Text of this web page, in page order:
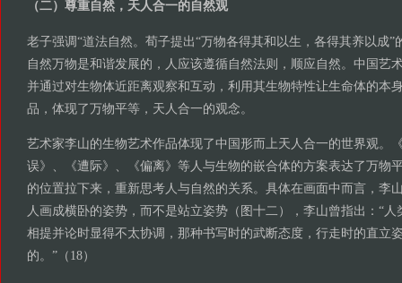
（二）尊重自然，天人合一的自然观
老子强调“道法自然。荀子提出“万物各得其和以生，各得其养以成”
自然万物是和谐发展的，人应该遵循自然法则，顺应自然。中国艺
并通过对生物体近距离观察和互动，利用其生物特性让生命体的本
品，体现了万物平等，天人合一的观念。
艺术家李山的生物艺术作品体现了中国形而上天人合一的世界观。
误》、《遭际》、《偏离》等人与生物的嵌合体的方案表达了万物
的位置拉下来，重新思考人与自然的关系。具体在画面中而言，李
人画成横卧的姿势，而不是站立姿势（图十二），李山曾指出：“
相提并论时显得不太协调，那种书写时的武断态度，行走时的直立
的。”（18）